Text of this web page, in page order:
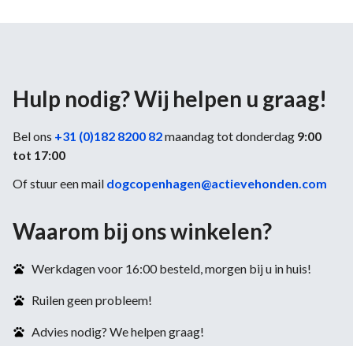
Hulp nodig? Wij helpen u graag!
Bel ons +31 (0)182 8200 82maandag tot donderdag 9:00
tot 17:00
Of stuur een mail dogcopenhagen@actievehonden.com
Waarom bij ons winkelen?
Werkdagen voor 16:00 besteld, morgen bij u in huis!
Ruilen geen probleem!
Advies nodig? We helpen graag!